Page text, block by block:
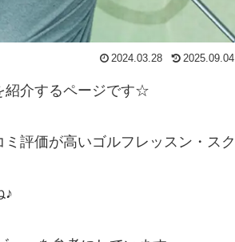
2024.03.28 2025.09.04
紹介するページです☆
評価が高いゴルフレッスン・スク
♪